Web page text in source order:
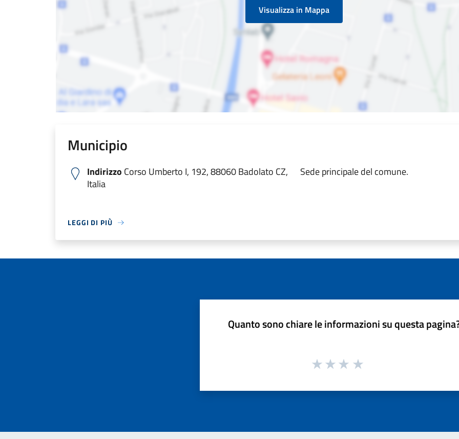
Visualizza in Mappa
Municipio
Indirizzo Corso Umberto I, 192, 88060 Badolato CZ,
Italia
Sede principale del comune.
LEGGI DI PIÙ
Quanto sono chiare le informazioni su questa